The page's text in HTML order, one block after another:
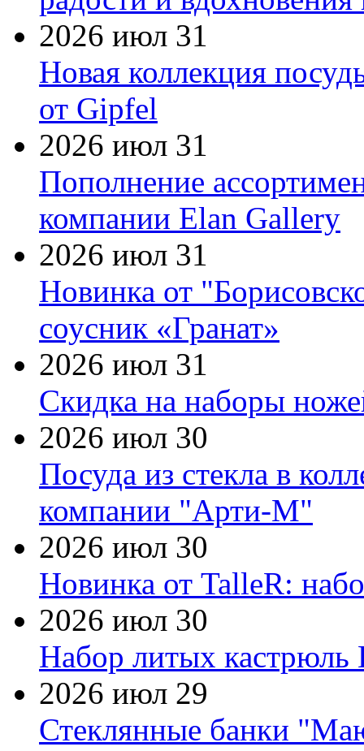
2026 июл 31
Новая коллекция
от Gipfel
2026 июл 31
Пополнение
компании Elan Gallery
2026 июл 31
Новинка от
соусник «Гранат»
2026 июл 31
Скидка на наборы
2026 июл 30
Посуда из стекла в
компании "Арти-М"
2026 июл 30
Новинка от TalleR:
2026 июл 30
Набор литых кастрюль
2026 июл 29
Стеклянные банки